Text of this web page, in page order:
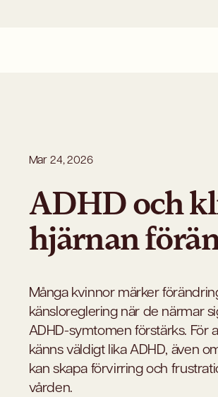
Mar 24, 2026
ADHD och
hjärnan
Många kvinnor märker
känsloreglering när de närmar
ADHD-symtomen förstärks.
känns väldigt lika ADHD, även
kan skapa förvirring och
vården.